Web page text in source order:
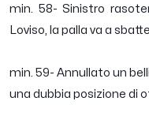
min. 58- Sinistro
Loviso, la palla va a
min. 59- Annullato un
una dubbia posizione di